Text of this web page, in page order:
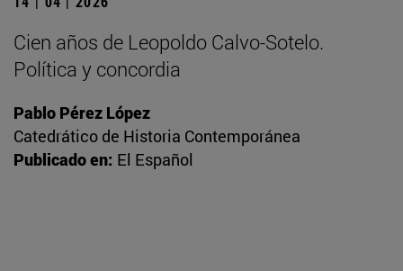
Cien años de Leopoldo Calvo-Sotelo.
Política y concordia
Pablo Pérez López
Catedrático de Historia Contemporánea
Publicado en: El Español